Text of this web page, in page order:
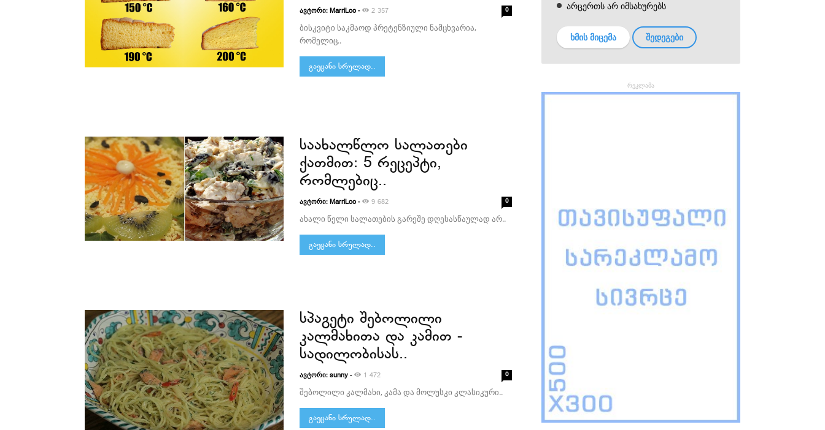
ავტორი: MarriLoo- 2 357 0
ბისკვიტი საკმაოდ პრეტენზიული ნამცხვარია,
რომელიც..
გაეცანი სრულად..
საახალწლო სალათები
ქათმით: 5 რეცეპტი,
რომლებიც..
ავტორი: MarriLoo- 9 682 0
ახალი წელი სალათების გარეშე დღესასწაულად არ..
გაეცანი სრულად..
სპაგეტი შებოლილი
კალმახითა და კამით -
სადილობისას..
ავტორი: sunny - 1 472 0
შებოლილი კალმახი, კამა და მოლუსკი კლასიკური..
გაეცანი სრულად..
არცერთს არ იმსახურებს
ხმის მიცემა შედეგები
რეკლამა